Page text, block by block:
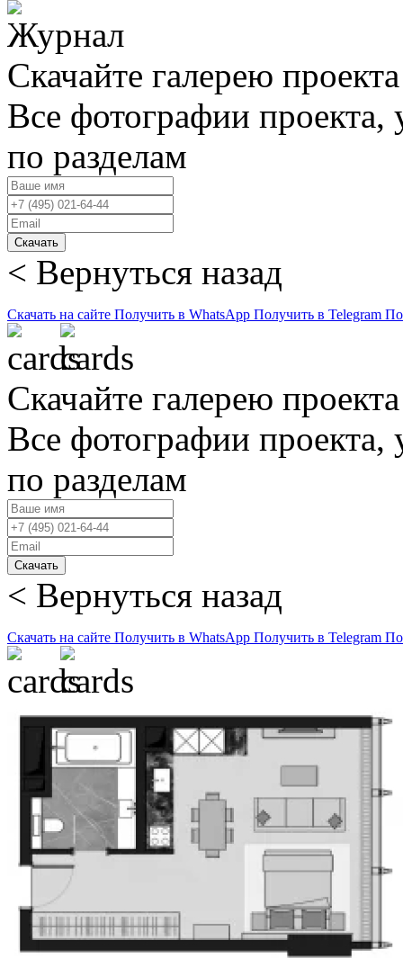
Скачайте галерею
Все фотографии проекта,
по разделам
Скачать
< Вернуться назад
Скачать на сайте Получить в WhatsApp Получить в Telegram
Скачайте галерею
Все фотографии проекта,
по разделам
Скачать
< Вернуться назад
Скачать на сайте Получить в WhatsApp Получить в Telegram